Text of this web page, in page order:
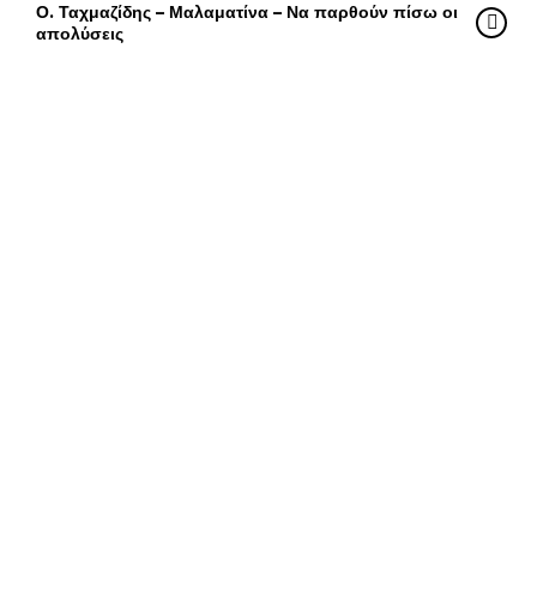
Ο. Ταχμαζίδης – Μαλαματίνα – Να παρθούν πίσω οι
απολύσεις